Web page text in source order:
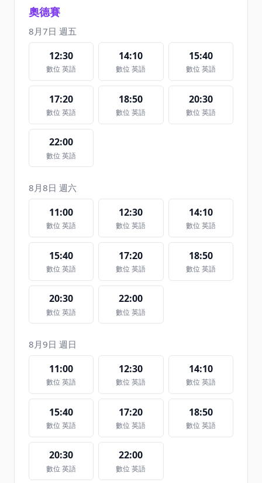
奧德賽
8月7日 週五
12:30
數位 英語
14:10
數位 英語
15:40
數位 英語
17:20
數位 英語
18:50
數位 英語
20:30
數位 英語
22:00
數位 英語
8月8日 週六
11:00
數位 英語
12:30
數位 英語
14:10
數位 英語
15:40
數位 英語
17:20
數位 英語
18:50
數位 英語
20:30
數位 英語
22:00
數位 英語
8月9日 週日
11:00
數位 英語
12:30
數位 英語
14:10
數位 英語
15:40
數位 英語
17:20
數位 英語
18:50
數位 英語
20:30
數位 英語
22:00
數位 英語